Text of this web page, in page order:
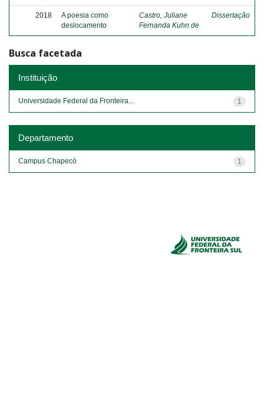
2018
A poesia como
deslocamento
Castro, Juliane
Fernanda Kuhn de
Dissertação
Busca facetada
Instituição
1
Universidade Federal da Fronteira...
Departamento
1
Campus Chapecó